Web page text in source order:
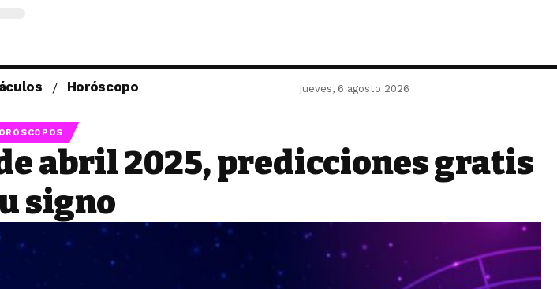
Horóscopo jueves, 6 agosto 2026
abril 2025, predicciones gratis
signo